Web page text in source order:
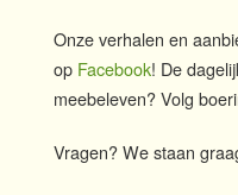
Onze verhalen en
op Facebook! De
meebeleven? Volg
Vragen? We staan